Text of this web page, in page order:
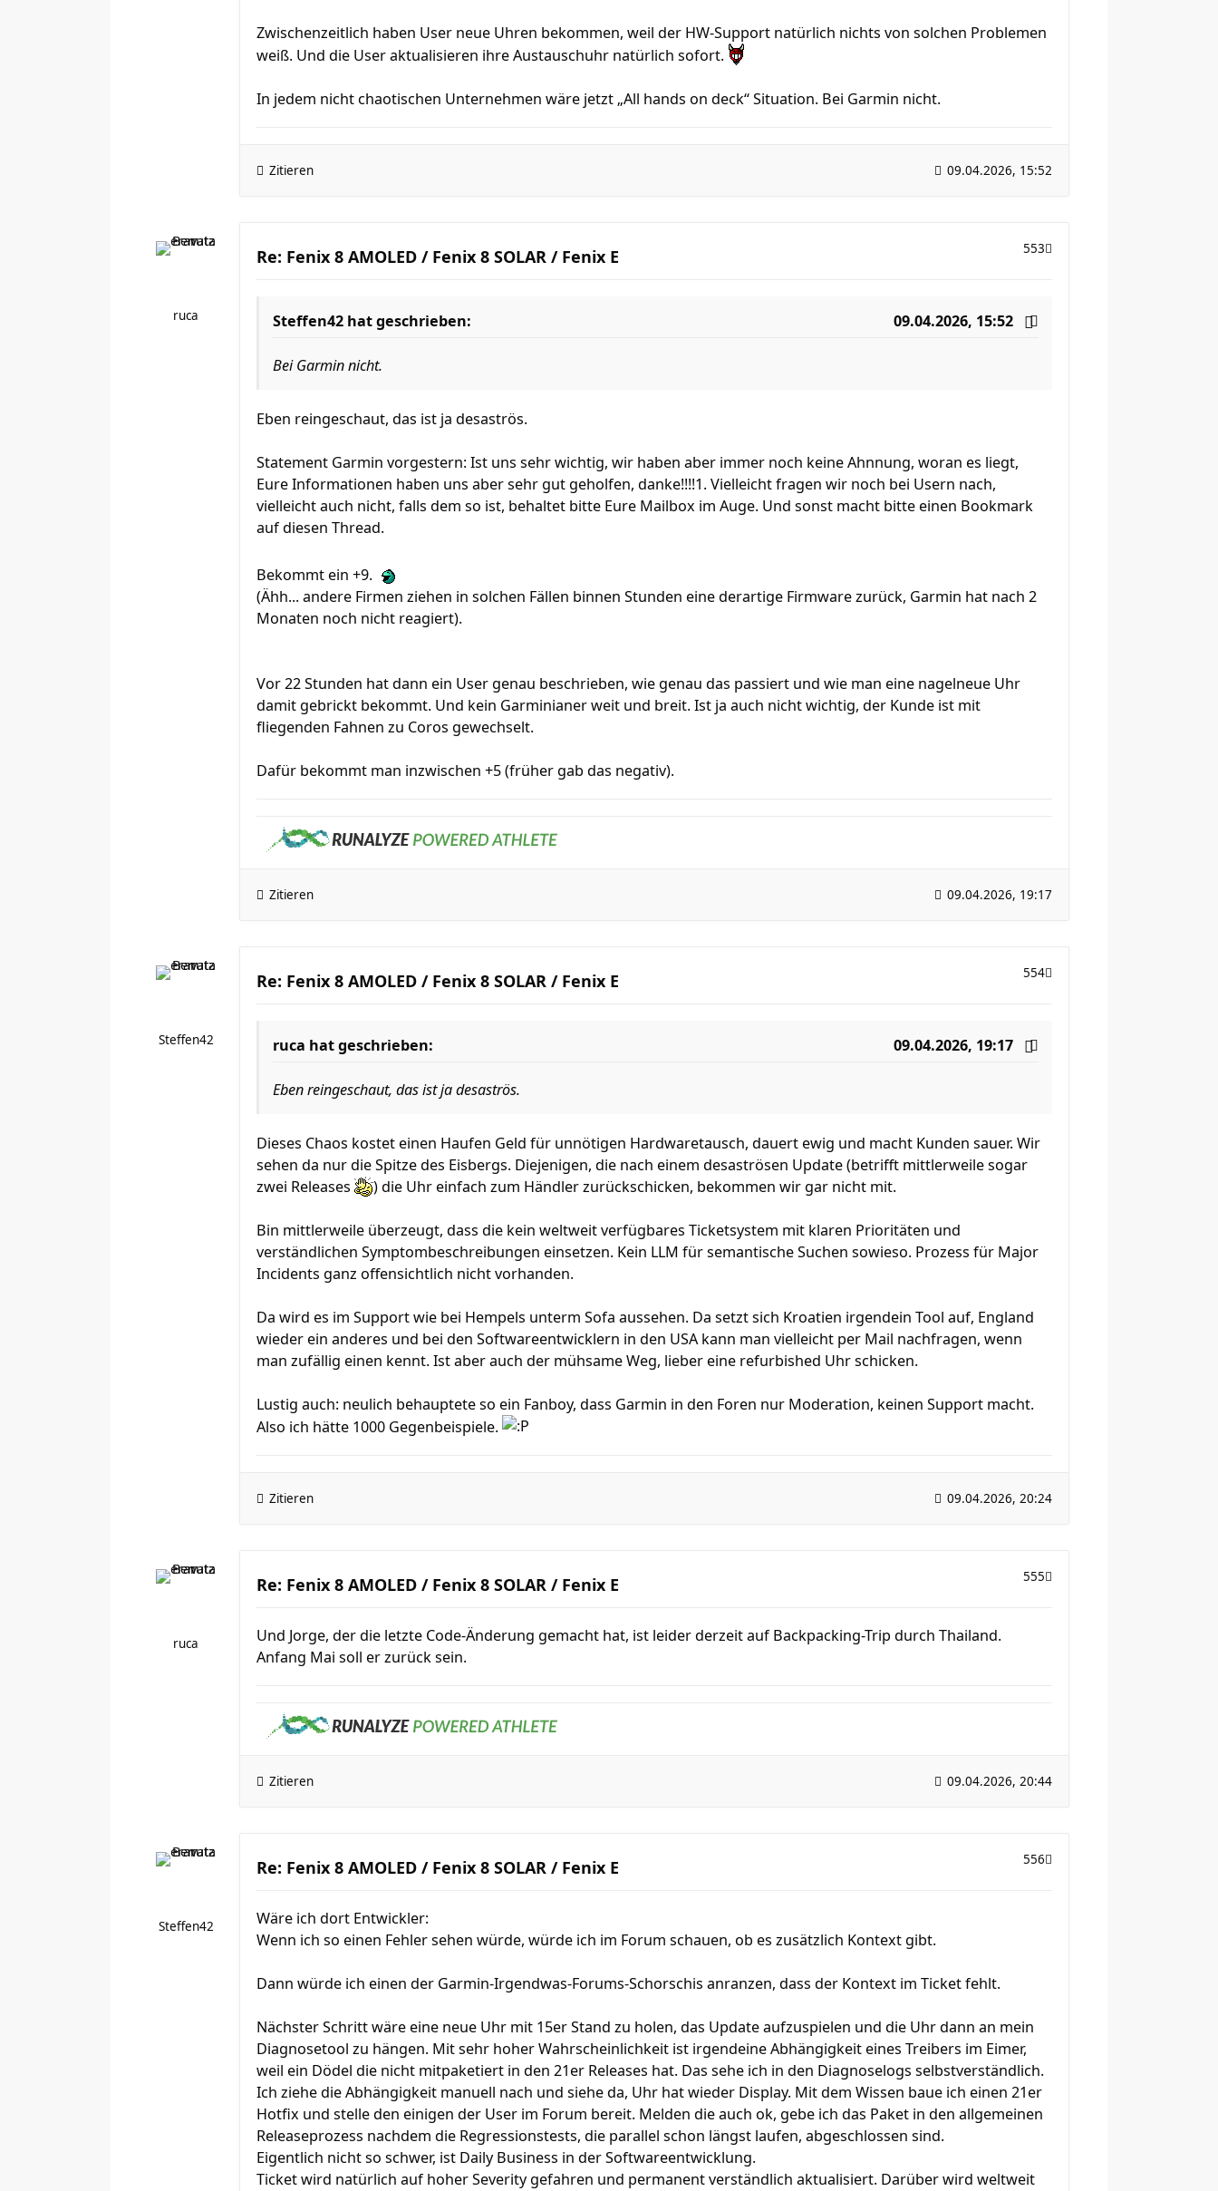
Zwischenzeitlich haben User neue Uhren bekommen, weil der HW-Support natürlich nichts von solchen Problemen
weiß. Und die User aktualisieren ihre Austauschuhr natürlich sofort.
In jedem nicht chaotischen Unternehmen wäre jetzt „All hands on deck“ Situation. Bei Garmin nicht.
Zitieren 09.04.2026, 15:52
ruca
Re: Fenix 8 AMOLED / Fenix 8 SOLAR / Fenix E 553
Steffen42 hat geschrieben: 09.04.2026, 15:52
Bei Garmin nicht.
Eben reingeschaut, das ist ja desaströs.
Statement Garmin vorgestern: Ist uns sehr wichtig, wir haben aber immer noch keine Ahnnung, woran es liegt,
Eure Informationen haben uns aber sehr gut geholfen, danke!!!!1. Vielleicht fragen wir noch bei Usern nach,
vielleicht auch nicht, falls dem so ist, behaltet bitte Eure Mailbox im Auge. Und sonst macht bitte einen Bookmark
auf diesen Thread.
Bekommt ein +9.
(Ähh... andere Firmen ziehen in solchen Fällen binnen Stunden eine derartige Firmware zurück, Garmin hat nach 2
Monaten noch nicht reagiert).
Vor 22 Stunden hat dann ein User genau beschrieben, wie genau das passiert und wie man eine nagelneue Uhr
damit gebrickt bekommt. Und kein Garminianer weit und breit. Ist ja auch nicht wichtig, der Kunde ist mit
fliegenden Fahnen zu Coros gewechselt.
Dafür bekommt man inzwischen +5 (früher gab das negativ).
Zitieren 09.04.2026, 19:17
Steffen42
Re: Fenix 8 AMOLED / Fenix 8 SOLAR / Fenix E 554
ruca hat geschrieben: 09.04.2026, 19:17
Eben reingeschaut, das ist ja desaströs.
Dieses Chaos kostet einen Haufen Geld für unnötigen Hardwaretausch, dauert ewig und macht Kunden sauer. Wir
sehen da nur die Spitze des Eisbergs. Diejenigen, die nach einem desaströsen Update (betrifft mittlerweile sogar
zwei Releases
) die Uhr einfach zum Händler zurückschicken, bekommen wir gar nicht mit.
Bin mittlerweile überzeugt, dass die kein weltweit verfügbares Ticketsystem mit klaren Prioritäten und
verständlichen Symptombeschreibungen einsetzen. Kein LLM für semantische Suchen sowieso. Prozess für Major
Incidents ganz offensichtlich nicht vorhanden.
Da wird es im Support wie bei Hempels unterm Sofa aussehen. Da setzt sich Kroatien irgendein Tool auf, England
wieder ein anderes und bei den Softwareentwicklern in den USA kann man vielleicht per Mail nachfragen, wenn
man zufällig einen kennt. Ist aber auch der mühsame Weg, lieber eine refurbished Uhr schicken.
Lustig auch: neulich behauptete so ein Fanboy, dass Garmin in den Foren nur Moderation, keinen Support macht.
Also ich hätte 1000 Gegenbeispiele.
Zitieren 09.04.2026, 20:24
ruca
Re: Fenix 8 AMOLED / Fenix 8 SOLAR / Fenix E 555
Und Jorge, der die letzte Code-Änderung gemacht hat, ist leider derzeit auf Backpacking-Trip durch Thailand.
Anfang Mai soll er zurück sein.
Zitieren 09.04.2026, 20:44
Steffen42
Re: Fenix 8 AMOLED / Fenix 8 SOLAR / Fenix E 556
Wäre ich dort Entwickler:
Wenn ich so einen Fehler sehen würde, würde ich im Forum schauen, ob es zusätzlich Kontext gibt.
Dann würde ich einen der Garmin-Irgendwas-Forums-Schorschis anranzen, dass der Kontext im Ticket fehlt.
Nächster Schritt wäre eine neue Uhr mit 15er Stand zu holen, das Update aufzuspielen und die Uhr dann an mein
Diagnosetool zu hängen. Mit sehr hoher Wahrscheinlichkeit ist irgendeine Abhängigkeit eines Treibers im Eimer,
weil ein Dödel die nicht mitpaketiert in den 21er Releases hat. Das sehe ich in den Diagnoselogs selbstverständlich.
Ich ziehe die Abhängigkeit manuell nach und siehe da, Uhr hat wieder Display. Mit dem Wissen baue ich einen 21er
Hotfix und stelle den einigen der User im Forum bereit. Melden die auch ok, gebe ich das Paket in den allgemeinen
Releaseprozess nachdem die Regressionstests, die parallel schon längst laufen, abgeschlossen sind.
Eigentlich nicht so schwer, ist Daily Business in der Softwareentwicklung.
Ticket wird natürlich auf hoher Severity gefahren und permanent verständlich aktualisiert. Darüber wird weltweit